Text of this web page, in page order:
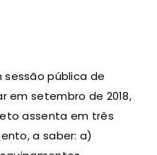
pública de
em setembro de 2018,
assenta em três
a saber: a)